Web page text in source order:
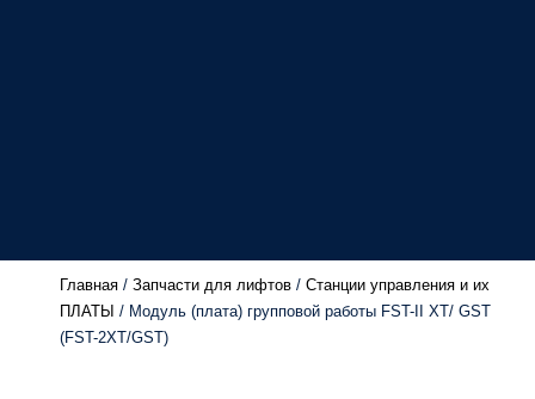
Главная / Запчасти для лифтов / Станции управления и их
ПЛАТЫ / Модуль (плата) групповой работы FST-II XT/ GST
(FST-2XT/GST)